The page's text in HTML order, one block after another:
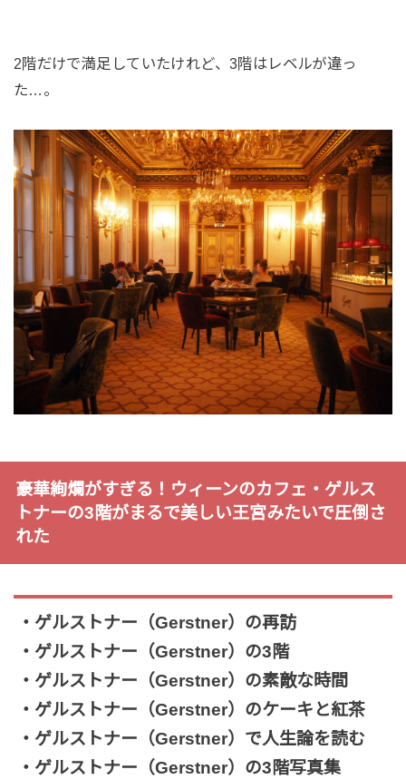
2階だけで満足していたけれど、3階はレベルが違っ
た…。
豪華絢爛がすぎる！ウィーンのカフェ・ゲルス
トナーの3階がまるで美しい王宮みたいで圧倒さ
れた
・ゲルストナー（Gerstner）の再訪
・ゲルストナー（Gerstner）の3階
・ゲルストナー（Gerstner）の素敵な時間
・ゲルストナー（Gerstner）のケーキと紅茶
・ゲルストナー（Gerstner）で人生論を読む
・ゲルストナー（Gerstner）の3階写真集